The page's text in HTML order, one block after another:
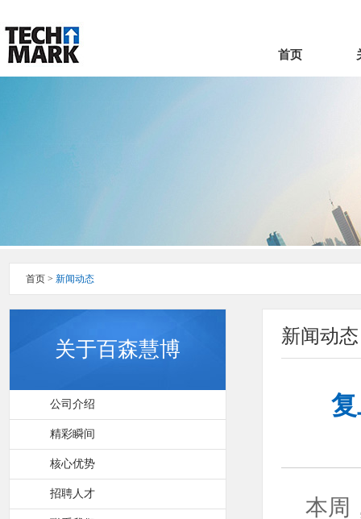
首页
首页 > 新闻动态
关于百森慧博
公司介绍
精彩瞬间
核心优势
招聘人才
新闻动态
本周